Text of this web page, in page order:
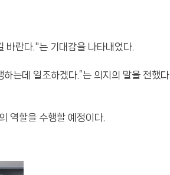
란다."는 기대감을 나타내었다.
는데 일조하겠다.”는 의지의 말을 전했다.
역할을 수행할 예정이다.